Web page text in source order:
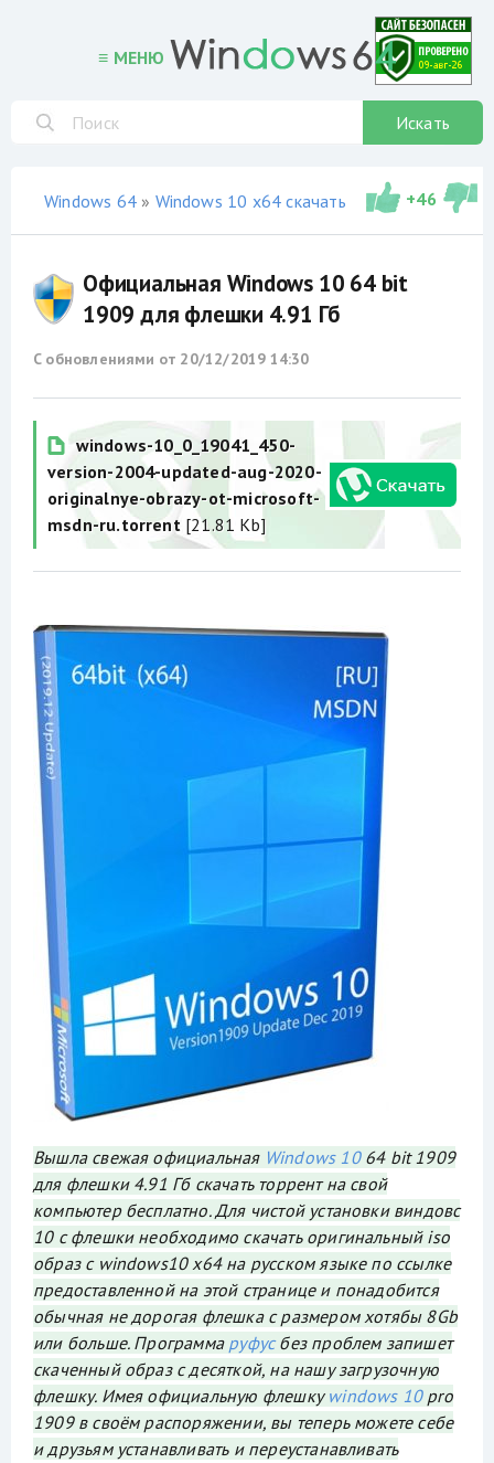
≡ МЕНЮ
Искать
Windows 64» Windows 10 x64 скачать торрент»
+46
Официальная Windows 10 64 bit
1909 для флешки 4.91 Гб
С обновлениями от 20/12/2019 14:30
windows-10_0_19041_450-
version-2004-updated-aug-2020-
originalnye-obrazy-ot-microsoft-
msdn-ru.torrent[21.81 Kb]
Вышла свежая официальная Windows 1064 bit 1909
для флешки 4.91 Гб скачать торрент на свой
компьютер бесплатно. Для чистой установки виндовс
10 с флешки необходимо скачать оригинальный iso
образ с windows10 x64 на русском языке по ссылке
предоставленной на этой странице и понадобится
обычная не дорогая флешка с размером хотябы 8Gb
или больше. Программа руфусбез проблем запишет
скаченный образ с десяткой, на нашу загрузочную
флешку. Имея официальную флешку windows 10pro
1909 в своём распоряжении, вы теперь можете себе
и друзьям устанавливать и переустанавливать